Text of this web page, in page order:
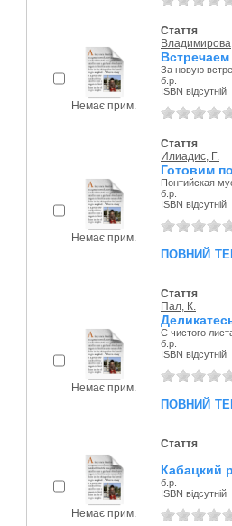
Немає прим.
Стаття
За новую
б.р.
ISBN відсутній
Немає прим.
Стаття
Илиадис, Г.
Готовим
Понтийская
б.р.
ISBN відсутній
повний
Немає прим.
Стаття
Пал, К.
С чистого
б.р.
ISBN відсутній
повний
Немає прим.
Стаття
Кабацкий
б.р.
ISBN відсутній